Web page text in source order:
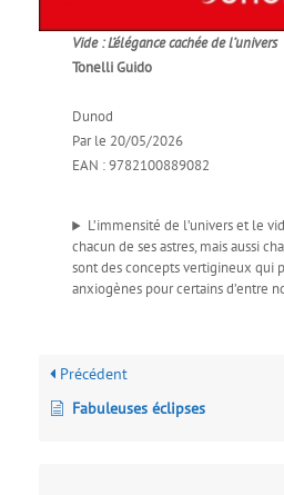
Vide : L’élégance cachée de l’univers
Tonelli Guido
Dunod
Par le 20/05/2026
EAN : 9782100889082
L’immensité de l’univers et le
chacun de ses astres, mais aussi
sont des concepts vertigineux qui
anxiogènes pour certains d’entre
Précédent
Fabuleuses éclipses